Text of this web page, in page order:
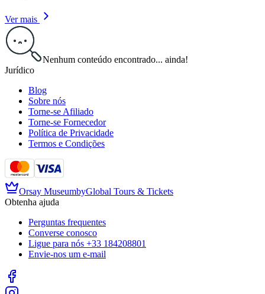
Ver mais
Nenhum conteúdo encontrado... ainda!
Jurídico
Blog
Sobre nós
Torne-se Afiliado
Torne-se Fornecedor
Política de Privacidade
Termos e Condições
Orsay MuseumbyGlobal Tours & Tickets
Obtenha ajuda
Perguntas frequentes
Converse conosco
Ligue para nós +33 184208801
Envie-nos um e-mail